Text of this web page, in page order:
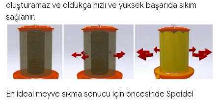
oluşturamaz ve oldukça hızlı ve yüksek başarıda sıkım
sağlanır.
En ideal meyve sıkma sonucu için öncesinde Speidel